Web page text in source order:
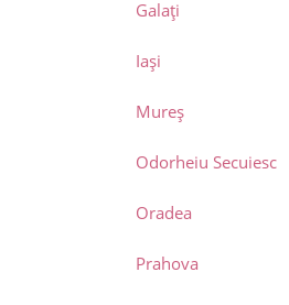
Galați
Iași
Mureș
Odorheiu Secuiesc
Oradea
Prahova